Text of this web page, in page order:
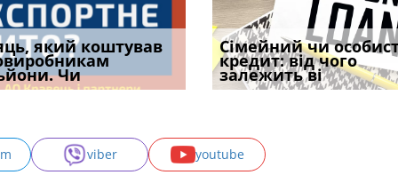
встановив для
шкоди
Документи, на яких не
проставляється
апостиль: пер
який коштував
Чи
Огляд практики ВС від
Ростислава Кравця, що
опублі
потрібна ФОП
у 2026 році:
засто
Сімейний чи
кредит: від чого
залежить ві
Восьмий ААС
підтвердив, що
може скас
viber youtube